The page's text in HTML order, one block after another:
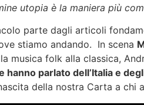
utopia è la maniera più
parte dagli articoli
stiamo andando. In scena
musica folk alla classica,
hanno parlato dell’Italia e
della nostra Carta a chi